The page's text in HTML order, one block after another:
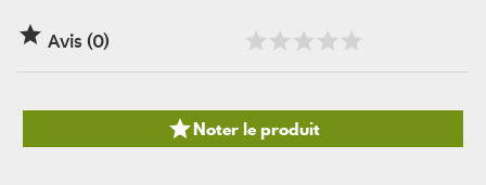
 Avis (0)
Noter le produit